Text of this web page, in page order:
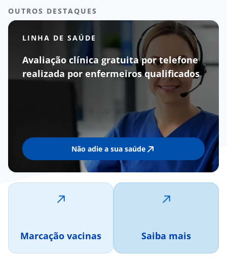
OUTROS DESTAQUES
LINHA DE SAÚDE
Não adie a sua saúde
Avaliação clínica gratuita por telefone
realizada por enfermeiros qualificados
Marcação vacinas Saiba mais